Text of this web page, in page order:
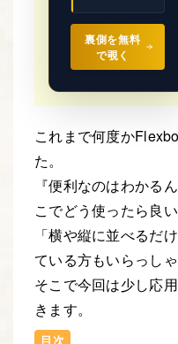
裏側を無料
で覗く
これまで何度か
た。
『便利なのはわかる
こでどう使ったら良
「横や縦に並べるだ
ている方もいらっし
そこで今回は少し応
きます。